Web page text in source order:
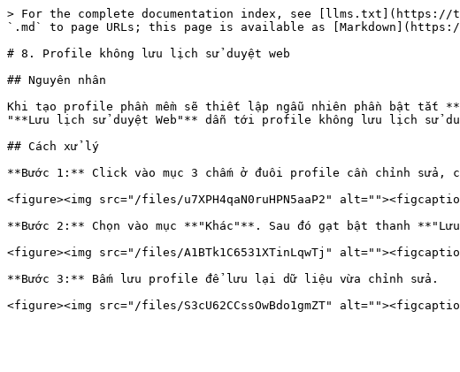
> For the complete documentation index, see [llms.txt](https://
`.md` to page URLs; this page is available as
# 8. Profile không lưu lịch sử duyệt web
## Nguyên nhân
Khi tạo profile phần mềm sẽ thiết lập ngẫu nhiên phần bật tắt
"**Lưu lịch sử duyệt Web"** dẫn tới profile không lưu lịch sử
## Cách xử lý
**Bước 1:** Click vào mục 3 chấm ở đuôi profile cần chỉnh sửa,
<figure><img src="/files/u7XPH4qaN0ruHPN5aaP2"
**Bước 2:** Chọn vào mục **"Khác"**. Sau đó gạt bật thanh
<figure><img src="/files/A1BTk1C6531XTinLqwTj"
**Bước 3:** Bấm lưu profile để lưu lại dữ liệu vừa chỉnh sửa.